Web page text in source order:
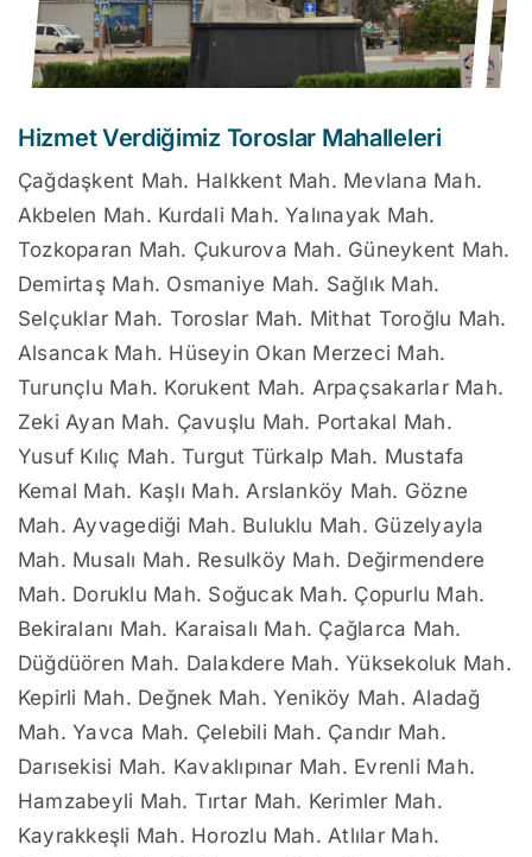
Hizmet Verdiğimiz Toroslar Mahalleleri
Çağdaşkent Mah. Halkkent Mah. Mevlana Mah.
Akbelen Mah. Kurdali Mah. Yalınayak Mah.
Tozkoparan Mah. Çukurova Mah. Güneykent Mah.
Demirtaş Mah. Osmaniye Mah. Sağlık Mah.
Selçuklar Mah. Toroslar Mah. Mithat Toroğlu Mah.
Alsancak Mah. Hüseyin Okan Merzeci Mah.
Turunçlu Mah. Korukent Mah. Arpaçsakarlar Mah.
Zeki Ayan Mah. Çavuşlu Mah. Portakal Mah.
Yusuf Kılıç Mah. Turgut Türkalp Mah. Mustafa
Kemal Mah. Kaşlı Mah. Arslanköy Mah. Gözne
Mah. Ayvagediği Mah. Buluklu Mah. Güzelyayla
Mah. Musalı Mah. Resulköy Mah. Değirmendere
Mah. Doruklu Mah. Soğucak Mah. Çopurlu Mah.
Bekiralanı Mah. Karaisalı Mah. Çağlarca Mah.
Düğdüören Mah. Dalakdere Mah. Yüksekoluk Mah.
Kepirli Mah. Değnek Mah. Yeniköy Mah. Aladağ
Mah. Yavca Mah. Çelebili Mah. Çandır Mah.
Darısekisi Mah. Kavaklıpınar Mah. Evrenli Mah.
Hamzabeyli Mah. Tırtar Mah. Kerimler Mah.
Kayrakkeşli Mah. Horozlu Mah. Atlılar Mah.